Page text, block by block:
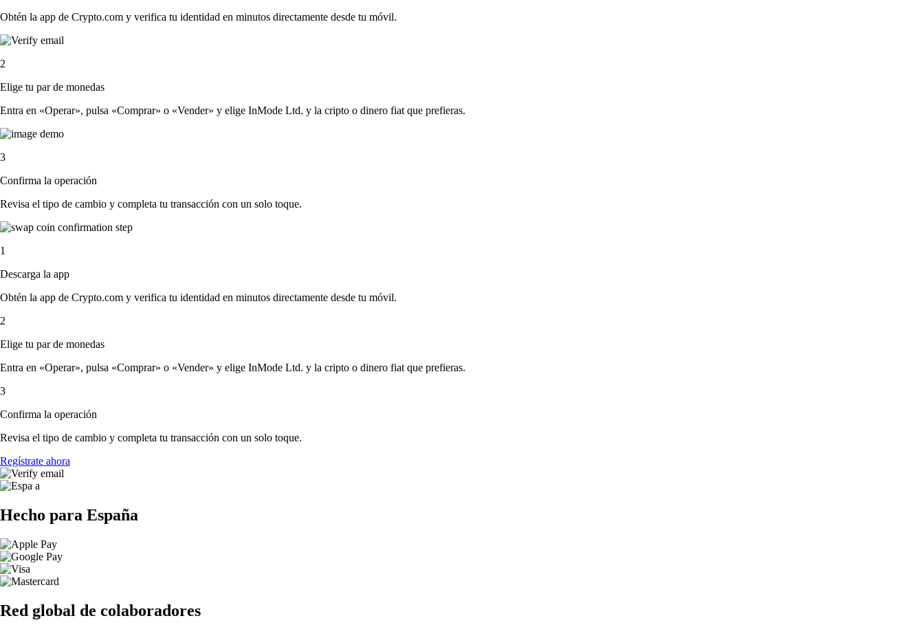
Obtén la app de Crypto.com y verifica tu identidad en minutos directamente desde tu móvil.
2
Elige tu par de monedas
Entra en «Operar», pulsa «Comprar» o «Vender» y elige InMode Ltd. y la cripto o dinero fiat que prefieras.
3
Confirma la operación
Revisa el tipo de cambio y completa tu transacción con un solo toque.
1
Descarga la app
Obtén la app de Crypto.com y verifica tu identidad en minutos directamente desde tu móvil.
2
Elige tu par de monedas
Entra en «Operar», pulsa «Comprar» o «Vender» y elige InMode Ltd. y la cripto o dinero fiat que prefieras.
3
Confirma la operación
Revisa el tipo de cambio y completa tu transacción con un solo toque.
Regístrate ahora
Hecho para España
Red global de colaboradores